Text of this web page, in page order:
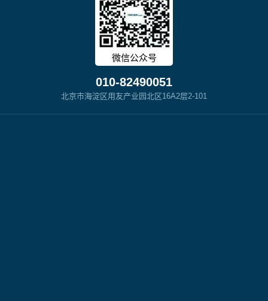
微信公众号
010-82490051
北京市海淀区用友产业园北区16A2层2-101